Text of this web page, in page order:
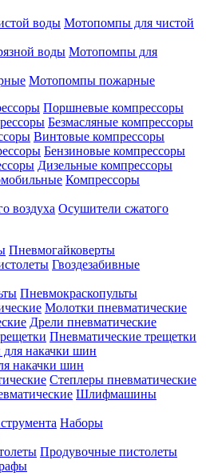
Мотопомпы для чистой
Мотопомпы для
Мотопомпы пожарные
Поршневые компрессоры
Безмасляные компрессоры
Винтовые компрессоры
Бензиновые компрессоры
Дизельные компрессоры
Компрессоры
Осушители сжатого
Пневмогайковерты
Гвоздезабивные
Пневмокраскопульты
Молотки пневматические
Дрели пневматические
Пневматические трещетки
накачки шин
Степлеры пневматические
Шлифмашины
Наборы
Продувочные пистолеты